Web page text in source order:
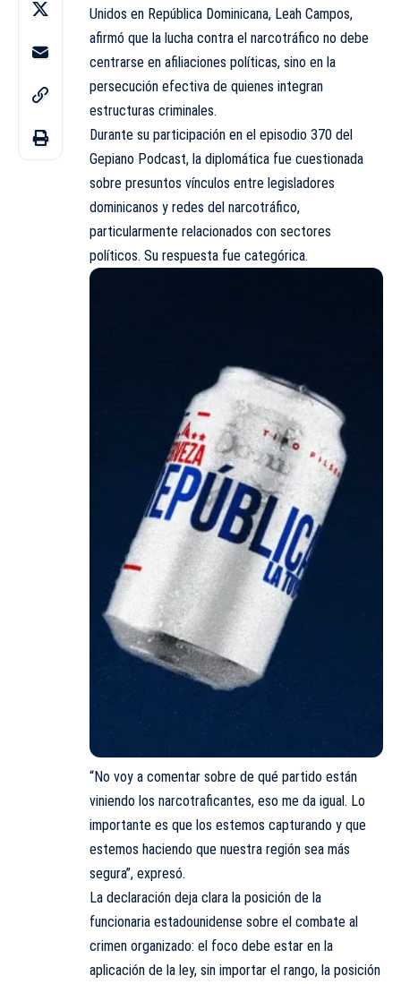
Unidos en República Dominicana, Leah Campos,
afirmó que la lucha contra el narcotráfico no debe
centrarse en afiliaciones políticas, sino en la
persecución efectiva de quienes integran
estructuras criminales.
Durante su participación en el episodio 370 del
Gepiano Podcast, la diplomática fue cuestionada
sobre presuntos vínculos entre legisladores
dominicanos y redes del narcotráfico,
particularmente relacionados con sectores
políticos. Su respuesta fue categórica.
“No voy a comentar sobre de qué partido están
viniendo los narcotraficantes, eso me da igual. Lo
importante es que los estemos capturando y que
estemos haciendo que nuestra región sea más
segura”, expresó.
La declaración deja clara la posición de la
funcionaria estadounidense sobre el combate al
crimen organizado: el foco debe estar en la
aplicación de la ley, sin importar el rango, la posición